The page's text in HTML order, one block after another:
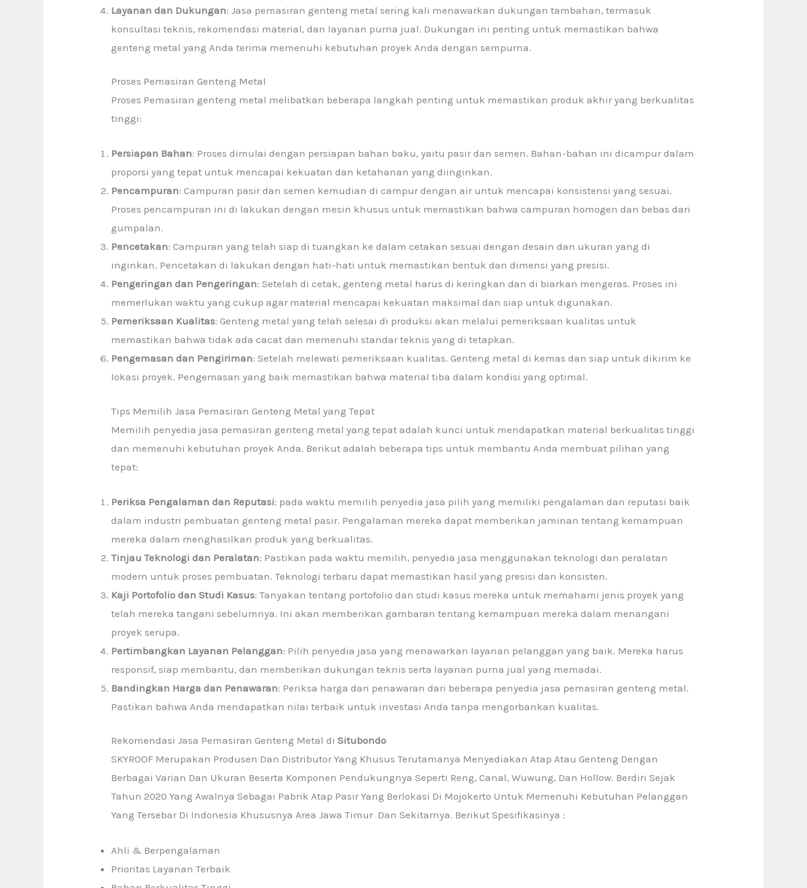
Layanan dan Dukungan: Jasa pemasiran genteng metal sering kali menawarkan dukungan tambahan, termasuk
konsultasi teknis, rekomendasi material, dan layanan purna jual. Dukungan ini penting untuk memastikan bahwa
genteng metal yang Anda terima memenuhi kebutuhan proyek Anda dengan sempurna.
Proses Pemasiran Genteng Metal
Proses Pemasiran genteng metal melibatkan beberapa langkah penting untuk memastikan produk akhir yang berkualitas
tinggi:
Persiapan Bahan: Proses dimulai dengan persiapan bahan baku, yaitu pasir dan semen. Bahan-bahan ini dicampur dalam
proporsi yang tepat untuk mencapai kekuatan dan ketahanan yang diinginkan.
Pencampuran: Campuran pasir dan semen kemudian di campur dengan air untuk mencapai konsistensi yang sesuai.
Proses pencampuran ini di lakukan dengan mesin khusus untuk memastikan bahwa campuran homogen dan bebas dari
gumpalan.
Pencetakan: Campuran yang telah siap di tuangkan ke dalam cetakan sesuai dengan desain dan ukuran yang di
inginkan. Pencetakan di lakukan dengan hati-hati untuk memastikan bentuk dan dimensi yang presisi.
Pengeringan dan Pengeringan: Setelah di cetak, genteng metal harus di keringkan dan di biarkan mengeras. Proses ini
memerlukan waktu yang cukup agar material mencapai kekuatan maksimal dan siap untuk digunakan.
Pemeriksaan Kualitas: Genteng metal yang telah selesai di produksi akan melalui pemeriksaan kualitas untuk
memastikan bahwa tidak ada cacat dan memenuhi standar teknis yang di tetapkan.
Pengemasan dan Pengiriman: Setelah melewati pemeriksaan kualitas. Genteng metal di kemas dan siap untuk dikirim ke
lokasi proyek. Pengemasan yang baik memastikan bahwa material tiba dalam kondisi yang optimal.
Tips Memilih Jasa Pemasiran Genteng Metal yang Tepat
Memilih penyedia jasa pemasiran genteng metal yang tepat adalah kunci untuk mendapatkan material berkualitas tinggi
dan memenuhi kebutuhan proyek Anda. Berikut adalah beberapa tips untuk membantu Anda membuat pilihan yang
tepat:
Periksa Pengalaman dan Reputasi: pada waktu memilih penyedia jasa pilih yang memiliki pengalaman dan reputasi baik
dalam industri pembuatan genteng metal pasir. Pengalaman mereka dapat memberikan jaminan tentang kemampuan
mereka dalam menghasilkan produk yang berkualitas.
Tinjau Teknologi dan Peralatan: Pastikan pada waktu memilih, penyedia jasa menggunakan teknologi dan peralatan
modern untuk proses pembuatan. Teknologi terbaru dapat memastikan hasil yang presisi dan konsisten.
Kaji Portofolio dan Studi Kasus: Tanyakan tentang portofolio dan studi kasus mereka untuk memahami jenis proyek yang
telah mereka tangani sebelumnya. Ini akan memberikan gambaran tentang kemampuan mereka dalam menangani
proyek serupa.
Pertimbangkan Layanan Pelanggan: Pilih penyedia jasa yang menawarkan layanan pelanggan yang baik. Mereka harus
responsif, siap membantu, dan memberikan dukungan teknis serta layanan purna jual yang memadai.
Bandingkan Harga dan Penawaran: Periksa harga dan penawaran dari beberapa penyedia jasa pemasiran genteng metal.
Pastikan bahwa Anda mendapatkan nilai terbaik untuk investasi Anda tanpa mengorbankan kualitas.
Rekomendasi Jasa Pemasiran Genteng Metal di Situbondo
SKYROOF Merupakan Produsen Dan Distributor Yang Khusus Terutamanya Menyediakan Atap Atau Genteng Dengan
Berbagai Varian Dan Ukuran Beserta Komponen Pendukungnya Seperti Reng, Canal, Wuwung, Dan Hollow. Berdiri Sejak
Tahun 2020 Yang Awalnya Sebagai Pabrik Atap Pasir Yang Berlokasi Di Mojokerto Untuk Memenuhi Kebutuhan Pelanggan
Yang Tersebar Di Indonesia Khususnya Area Jawa Timur Dan Sekitarnya. Berikut Spesifikasinya :
Ahli & Berpengalaman
Prioritas Layanan Terbaik